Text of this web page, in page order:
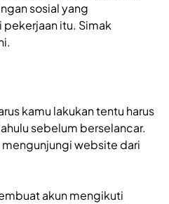
sosial yang
itu. Simak
kamu lakukan tentu harus
sebelum berselancar.
mengunjungi website dari
akun mengikuti